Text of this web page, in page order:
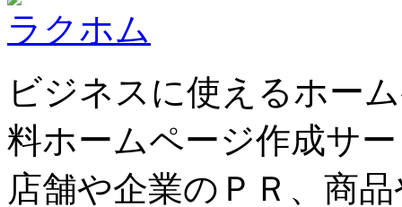
ラクホム
ビジネスに使えるホー
料ホームページ作成サ
店舗や企業のＰＲ、商